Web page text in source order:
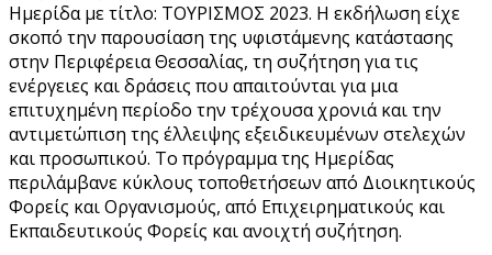
Ημερίδα με τίτλο: ΤΟΥΡΙΣΜΟΣ 2023. Η εκδήλωση είχε
σκοπό την παρουσίαση της υφιστάμενης κατάστασης
στην Περιφέρεια Θεσσαλίας, τη συζήτηση για τις
ενέργειες και δράσεις που απαιτούνται για μια
επιτυχημένη περίοδο την τρέχουσα χρονιά και την
αντιμετώπιση της έλλειψης εξειδικευμένων στελεχών
και προσωπικού. Το πρόγραμμα της Ημερίδας
περιλάμβανε κύκλους τοποθετήσεων από Διοικητικούς
Φορείς και Οργανισμούς, από Επιχειρηματικούς και
Εκπαιδευτικούς Φορείς και ανοιχτή συζήτηση.